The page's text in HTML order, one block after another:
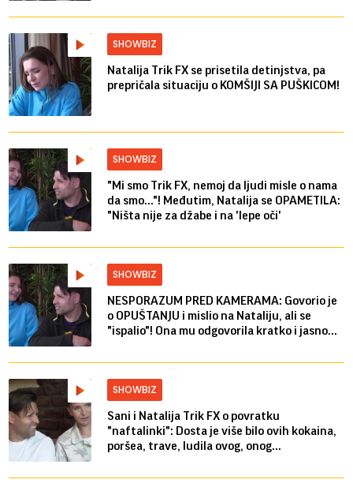
SHOWBIZ
Natalija Trik FX se prisetila detinjstva, pa
prepričala situaciju o KOMŠIJI SA PUŠKICOM!
SHOWBIZ
"Mi smo Trik FX, nemoj da ljudi misle o nama
da smo..."! Međutim, Natalija se OPAMETILA:
"Ništa nije za džabe i na 'lepe oči'
SHOWBIZ
NESPORAZUM PRED KAMERAMA: Govorio je
o OPUŠTANJU i mislio na Nataliju, ali se
"ispalio"! Ona mu odgovorila kratko i jasno...
SHOWBIZ
Sani i Natalija Trik FX o povratku
"naftalinki": Dosta je više bilo ovih kokaina,
poršea, trave, ludila ovog, onog...